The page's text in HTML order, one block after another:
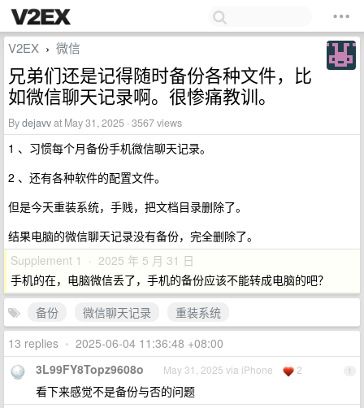
V2EX › 微信
兄弟们还是记得随时备份各种文件，比
如微信聊天记录啊。很惨痛教训。
Bydejavvat May 31, 2025 · 3567 views
1 、习惯每个月备份手机微信聊天记录。
2 、还有各种软件的配置文件。
但是今天重装系统，手贱，把文档目录删除了。
结果电脑的微信聊天记录没有备份，完全删除了。
Supplement 1 · 2025 年 5 月 31 日
手机的在，电脑微信丢了，手机的备份应该不能转成电脑的吧？
备份
微信聊天记录
重装系统
13 replies • 2025-06-04 11:36:48 +08:00
1
3L99FY8Topz9608o May 31, 2025 via iPhone 2
看下来感觉不是备份与否的问题